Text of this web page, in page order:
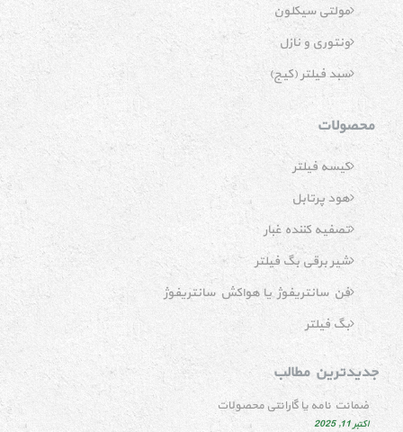
مولتی سیکلون
ونتوری و نازل
سبد فیلتر (کیج)
محصولات
کیسه فیلتر
هود پرتابل
تصفیه کننده غبار
شیر برقی بگ فیلتر
فن سانتریفوژ یا هواکش سانتریفوژ
بگ فیلتر
جدیدترین مطالب
ضمانت نامه یا گارانتی محصولات
اکتبر 11, 2025